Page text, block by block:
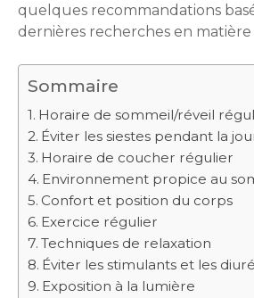
quelques recommandations
dernières recherches en matière
Sommaire
Horaire de sommeil/réveil
Éviter les siestes pendant la
Horaire de coucher régulier
Environnement propice au
Confort et position du corps
Exercice régulier
Techniques de relaxation
Éviter les stimulants et les
Exposition à la lumière